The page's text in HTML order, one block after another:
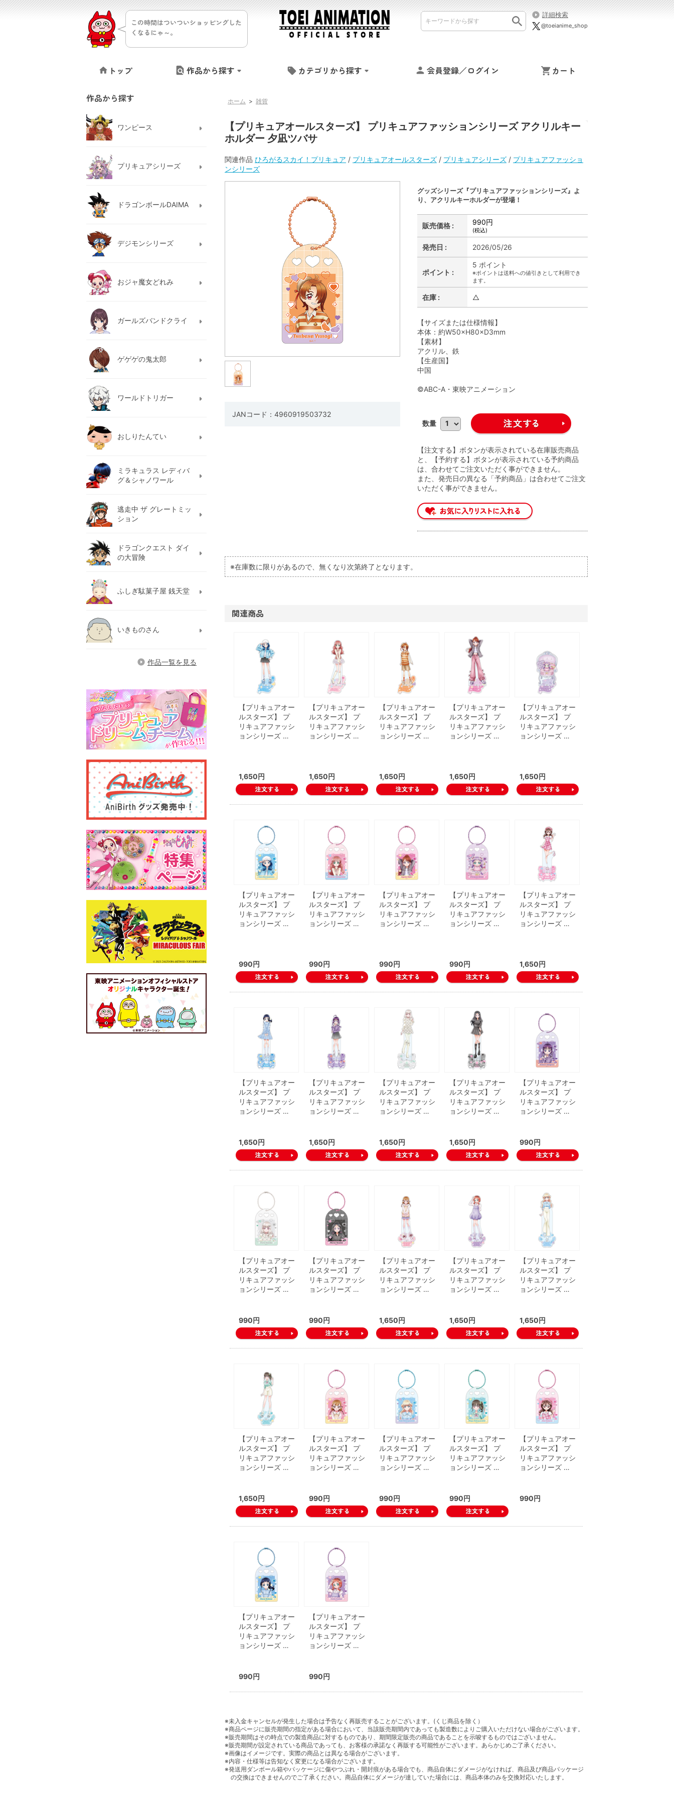
この時間はついついショッピングした
くなるにゃ～。
詳細検索
@toeianime_shop
トップ 作品から探す カテゴリから探す 会員登録／ログイン カート
ホーム > 雑貨
【プリキュアオールスターズ】 プリキュアファッションシリーズ アクリルキー
ホルダー 夕凪ツバサ
関連作品 ひろがるスカイ！プリキュア / プリキュアオールスターズ / プリキュアシリーズ / プリキュアファッショ
ンシリーズ
JANコード：4960919503732
グッズシリーズ『プリキュアファッションシリーズ』よ
り、アクリルキーホルダーが登場！
販売価格 : 990円
(税込)
発売日 : 2026/05/26
ポイント :
5 ポイント
※ポイントは送料への値引きとして利用でき
ます。
在庫 : △
【サイズまたは仕様情報】
本体：約W50×H80×D3mm
【素材】
アクリル、鉄
【生産国】
中国
©ABC-A・東映アニメーション
数量
【注文する】ボタンが表示されている在庫販売商品
と、【予約する】ボタンが表示されている予約商品
は、合わせてご注文いただく事ができません。
また、発売日の異なる「予約商品」は合わせてご注文
いただく事ができません。
※在庫数に限りがあるので、無くなり次第終了となります。
関連商品
【プリキュアオー
ルスターズ】 プ
リキュアファッシ
ョンシリーズ …
1,650円
【プリキュアオー
ルスターズ】 プ
リキュアファッシ
ョンシリーズ …
1,650円
【プリキュアオー
ルスターズ】 プ
リキュアファッシ
ョンシリーズ …
1,650円
【プリキュアオー
ルスターズ】 プ
リキュアファッシ
ョンシリーズ …
1,650円
【プリキュアオー
ルスターズ】 プ
リキュアファッシ
ョンシリーズ …
1,650円
【プリキュアオー
ルスターズ】 プ
リキュアファッシ
ョンシリーズ …
990円
【プリキュアオー
ルスターズ】 プ
リキュアファッシ
ョンシリーズ …
990円
【プリキュアオー
ルスターズ】 プ
リキュアファッシ
ョンシリーズ …
990円
【プリキュアオー
ルスターズ】 プ
リキュアファッシ
ョンシリーズ …
990円
【プリキュアオー
ルスターズ】 プ
リキュアファッシ
ョンシリーズ …
1,650円
【プリキュアオー
ルスターズ】 プ
リキュアファッシ
ョンシリーズ …
1,650円
【プリキュアオー
ルスターズ】 プ
リキュアファッシ
ョンシリーズ …
1,650円
【プリキュアオー
ルスターズ】 プ
リキュアファッシ
ョンシリーズ …
1,650円
【プリキュアオー
ルスターズ】 プ
リキュアファッシ
ョンシリーズ …
1,650円
【プリキュアオー
ルスターズ】 プ
リキュアファッシ
ョンシリーズ …
990円
【プリキュアオー
ルスターズ】 プ
リキュアファッシ
ョンシリーズ …
990円
【プリキュアオー
ルスターズ】 プ
リキュアファッシ
ョンシリーズ …
990円
【プリキュアオー
ルスターズ】 プ
リキュアファッシ
ョンシリーズ …
1,650円
【プリキュアオー
ルスターズ】 プ
リキュアファッシ
ョンシリーズ …
1,650円
【プリキュアオー
ルスターズ】 プ
リキュアファッシ
ョンシリーズ …
1,650円
【プリキュアオー
ルスターズ】 プ
リキュアファッシ
ョンシリーズ …
1,650円
【プリキュアオー
ルスターズ】 プ
リキュアファッシ
ョンシリーズ …
990円
【プリキュアオー
ルスターズ】 プ
リキュアファッシ
ョンシリーズ …
990円
【プリキュアオー
ルスターズ】 プ
リキュアファッシ
ョンシリーズ …
990円
【プリキュアオー
ルスターズ】 プ
リキュアファッシ
ョンシリーズ …
990円
【プリキュアオー
ルスターズ】 プ
リキュアファッシ
ョンシリーズ …
990円
【プリキュアオー
ルスターズ】 プ
リキュアファッシ
ョンシリーズ …
990円
※未入金キャンセルが発生した場合は予告なく再販売することがございます。(くじ商品を除く）
※商品ページに販売期間の指定がある場合において、当該販売期間内であっても製造数によりご購入いただけない場合がございます。
※販売期間はその時点での製造商品に対するものであり、期間限定販売の商品であることを示唆するものではございません。
※販売期間が設定されている商品であっても、お客様の承諾なく再販する可能性がございます。あらかじめご了承ください。
※画像はイメージです。実際の商品とは異なる場合がございます。
※内容・仕様等は告知なく変更になる場合がございます。
※発送用ダンボール箱やパッケージに傷やつぶれ・開封痕がある場合でも、商品自体にダメージがなければ、商品及び商品パッケージ
の交換はできませんのでご了承ください。商品自体にダメージが達していた場合には、商品本体のみを交換対応いたします。
作品から探す
ワンピース
プリキュアシリーズ
ドラゴンボールDAIMA
デジモンシリーズ
おジャ魔女どれみ
ガールズバンドクライ
ゲゲゲの鬼太郎
ワールドトリガー
おしりたんてい
ミラキュラス レディバ
グ＆シャノワール
逃走中 ザ グレートミッ
ション
ドラゴンクエスト ダイ
の大冒険
ふしぎ駄菓子屋 銭天堂
いきものさん
作品一覧を見る